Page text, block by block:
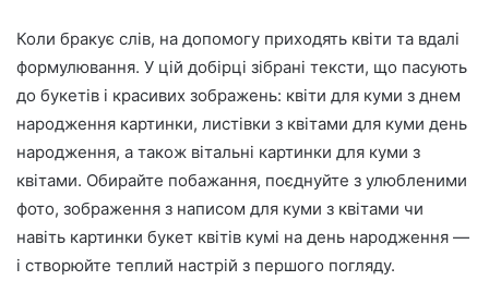
с
т
а
Коли бракує слів, на допомогу приходять квіти та вдалі
формулювання. У цій добірці зібрані тексти, що пасують
до букетів і красивих зображень: квіти для куми з днем
народження картинки, листівки з квітами для куми день
народження, а також вітальні картинки для куми з
квітами. Обирайте побажання, поєднуйте з улюбленими
фото, зображення з написом для куми з квітами чи
навіть картинки букет квітів кумі на день народження —
і створюйте теплий настрій з першого погляду.